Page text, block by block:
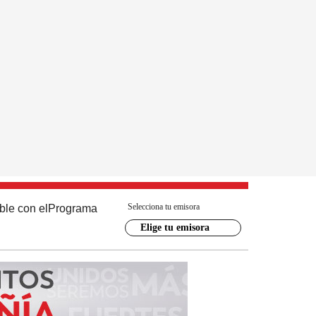
con el Programa Selecciona tu emisora
Elige tu emisora